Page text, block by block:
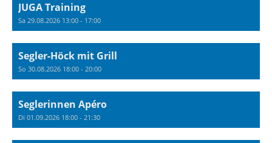
JUGA Training
Sa 29.08.2026 13:00 - 17:00
Segler-Höck mit Grill
So 30.08.2026 18:00 - 20:00
Seglerinnen Apéro
Di 01.09.2026 18:00 - 21:30